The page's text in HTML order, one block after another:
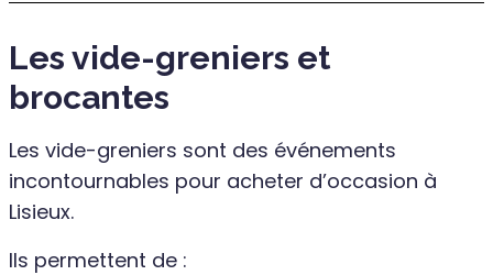
Les vide-greniers et
brocantes
Les vide-greniers sont des événements
incontournables pour acheter d’occasion à
Lisieux.
Ils permettent de :